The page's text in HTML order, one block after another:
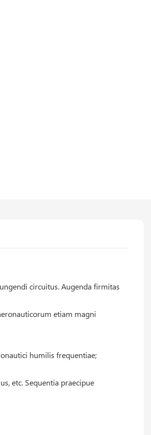
circuitus. Augenda firmitas
etiam magni
humilis frequentiae;
etc. Sequentia praecipue